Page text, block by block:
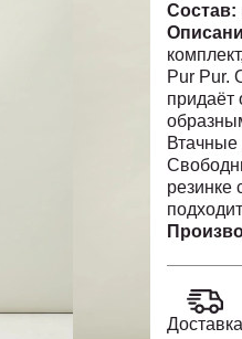
Состав:
Pur Pur.
придаёт
резинке
костюм
Доставка